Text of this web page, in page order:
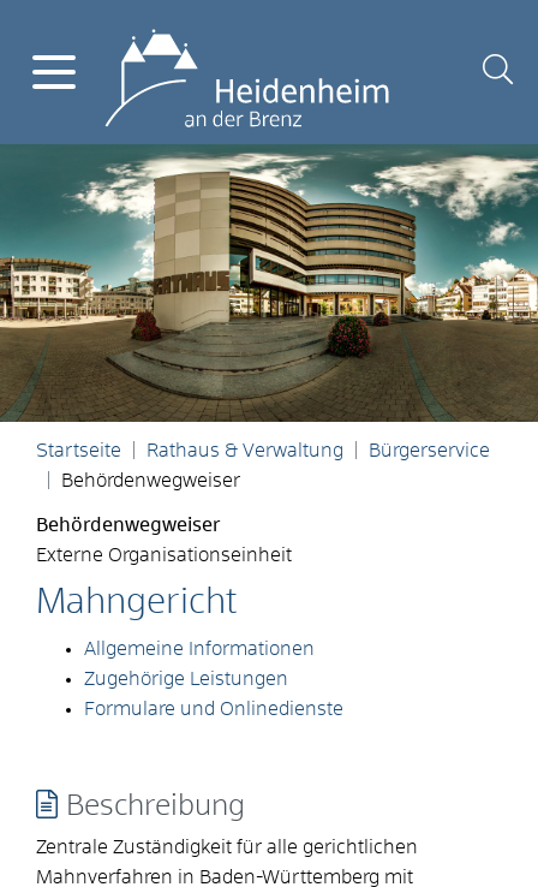
Startseite Rathaus & Verwaltung
Bürgerservice
Behördenwegweiser
Behördenwegweiser
Externe Organisationseinheit
Mahngericht
Allgemeine Informationen
Zugehörige Leistungen
Formulare und Onlinedienste
Beschreibung
Zentrale Zuständigkeit für alle gerichtlichen
Mahnverfahren in Baden-Württemberg mit